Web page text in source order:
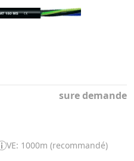
sure demande
VE: 1000m (recommandé)